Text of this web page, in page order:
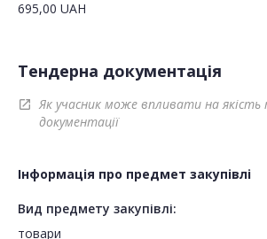
695,00 UAH
Тендерна документація
open_in_new
Як учасник може впливати на якість
документації
Інформація про предмет закупівлі
Вид предмету закупівлі:
товари